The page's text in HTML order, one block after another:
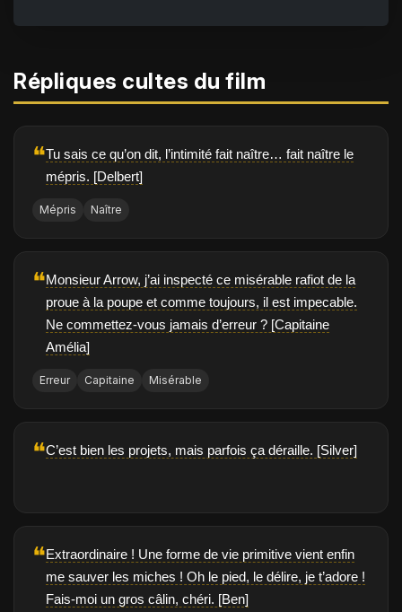
Répliques cultes du film
❝Tu sais ce qu’on dit, l’intimité fait naître… fait naître le
mépris. [Delbert]
Mépris Naître
❝Monsieur Arrow, j’ai inspecté ce misérable rafiot de la
proue à la poupe et comme toujours, il est impecable.
Ne commettez-vous jamais d’erreur ? [Capitaine
Amélia]
Erreur Capitaine Misérable
❝C’est bien les projets, mais parfois ça déraille. [Silver]
❝Extraordinaire ! Une forme de vie primitive vient enfin
me sauver les miches ! Oh le pied, le délire, je t’adore !
Fais-moi un gros câlin, chéri. [Ben]